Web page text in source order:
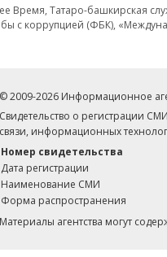
Время, Татаро-башкирская
с коррупцией (ФБК),
© 2009-2026 Информационное
Свидетельство о регистрации
связи, информационных
Номер свидетельства
Дата регистрации
Наименование СМИ
Форма распространения
Материалы агентства могут